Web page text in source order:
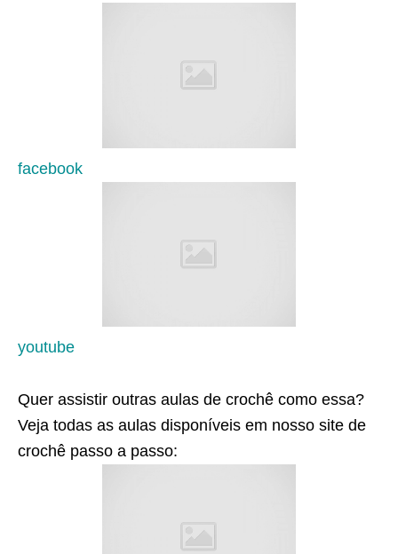
facebook
youtube
Quer assistir outras aulas de crochê como essa?
Veja todas as aulas disponíveis em nosso site de
crochê passo a passo: